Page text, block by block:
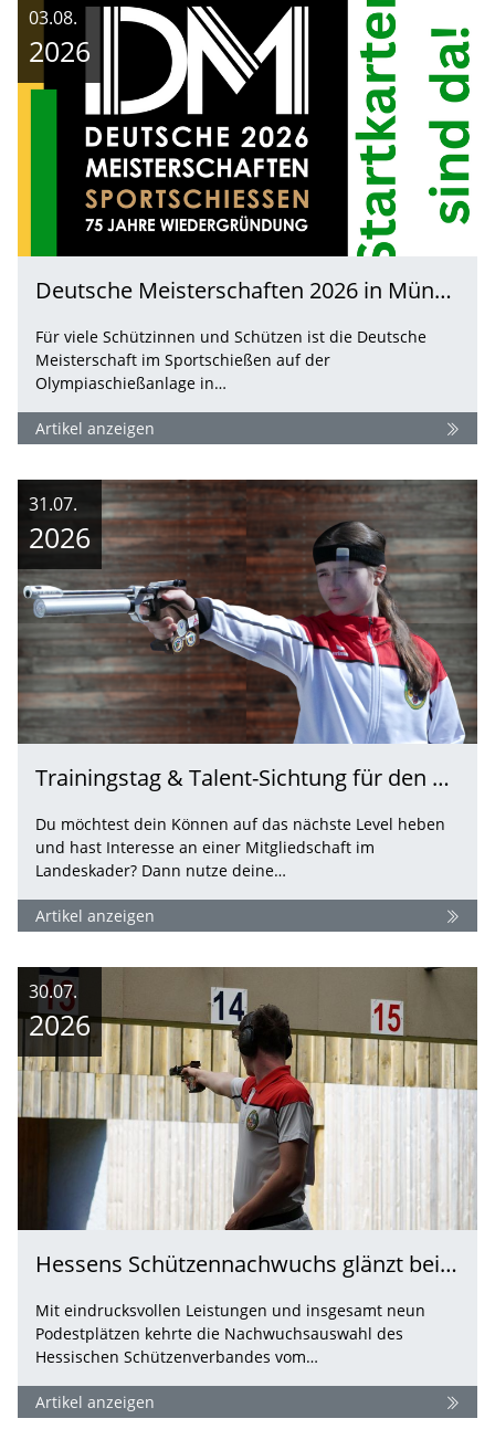
03.08.
2026
Deutsche Meisterschaften 2026 in München: Startkarten ab sofort verfügbar!
Für viele Schützinnen und Schützen ist die Deutsche
Meisterschaft im Sportschießen auf der
Olympiaschießanlage in…
Artikel anzeigen
31.07.
2026
Trainingstag & Talent-Sichtung für den Pistolenkader 2026
Du möchtest dein Können auf das nächste Level heben
und hast Interesse an einer Mitgliedschaft im
Landeskader? Dann nutze deine…
Artikel anzeigen
30.07.
2026
Hessens Schützennachwuchs glänzt beim Endkampf in Suhl: Neun Medaillen bei der…
Mit eindrucksvollen Leistungen und insgesamt neun
Podestplätzen kehrte die Nachwuchsauswahl des
Hessischen Schützenverbandes vom…
Artikel anzeigen